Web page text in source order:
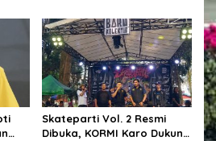
Padam, Tata Kelola BUMD
Disorot
Skateparti Vol. 2 Resmi
Dibuka, KORMI Karo Dukung